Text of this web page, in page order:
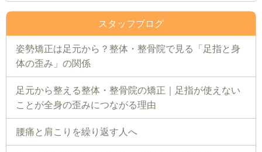
スタッフブログ
姿勢矯正は足元から？整体・整骨院で見る「足指と身
体の歪み」の関係
足元から整える整体・整骨院の矯正｜足指が使えない
ことが全身の歪みにつながる理由
腰痛と肩こりを繰り返す人へ